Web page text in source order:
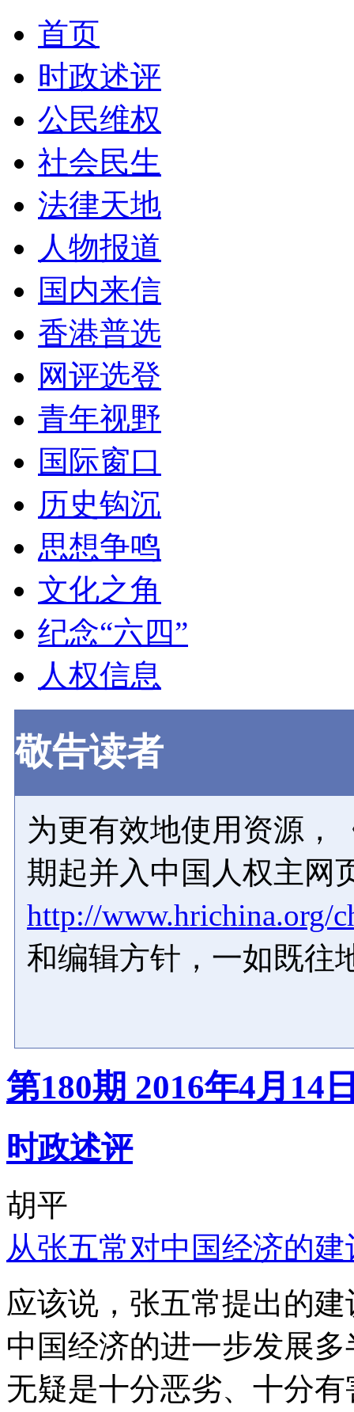
首页
时政述评
公民维权
社会民生
法律天地
人物报道
国内来信
香港普选
网评选登
青年视野
国际窗口
历史钩沉
思想争鸣
文化之角
纪念“六四”
人权信息
敬告读者
为更有效地使用资源，
期起并入中国人权主网
http://www.hrichina.org/
和编辑方针，一如既往
第180期 2016年4月14
时政述评
胡平
从张五常对中国经济的
应该说，张五常提出的
中国经济的进一步发展
无疑是十分恶劣、十分